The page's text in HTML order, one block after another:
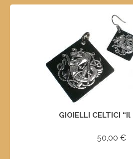
GIOIELLI CELTICI
50,00 €